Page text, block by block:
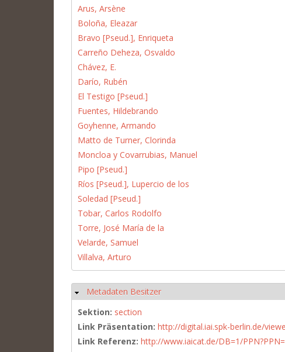
Arus, Arsène
Boloña, Eleazar
Bravo [Pseud.], Enriqueta
Carreño Deheza, Osvaldo
Chávez, E.
Darío, Rubén
El Testigo [Pseud.]
Fuentes, Hildebrando
Goyhenne, Armando
Matto de Turner, Clorinda
Moncloa y Covarrubias, Manuel
Pipo [Pseud.]
Ríos [Pseud.], Lupercio de los
Soledad [Pseud.]
Tobar, Carlos Rodolfo
Torre, José María de la
Velarde, Samuel
Villalva, Arturo
Hide
Metadaten Besitzer
Sektion: section
Link Präsentation: http://digital.iai.spk-berlin.de/
Link Referenz: http://www.iaicat.de/DB=1/